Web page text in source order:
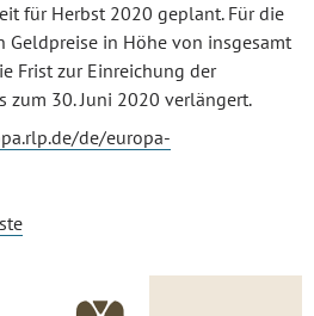
für Herbst 2020 geplant. Für die
Geldpreise in Höhe von insgesamt
Frist zur Einreichung der
zum 30. Juni 2020 verlängert.
de/europa-